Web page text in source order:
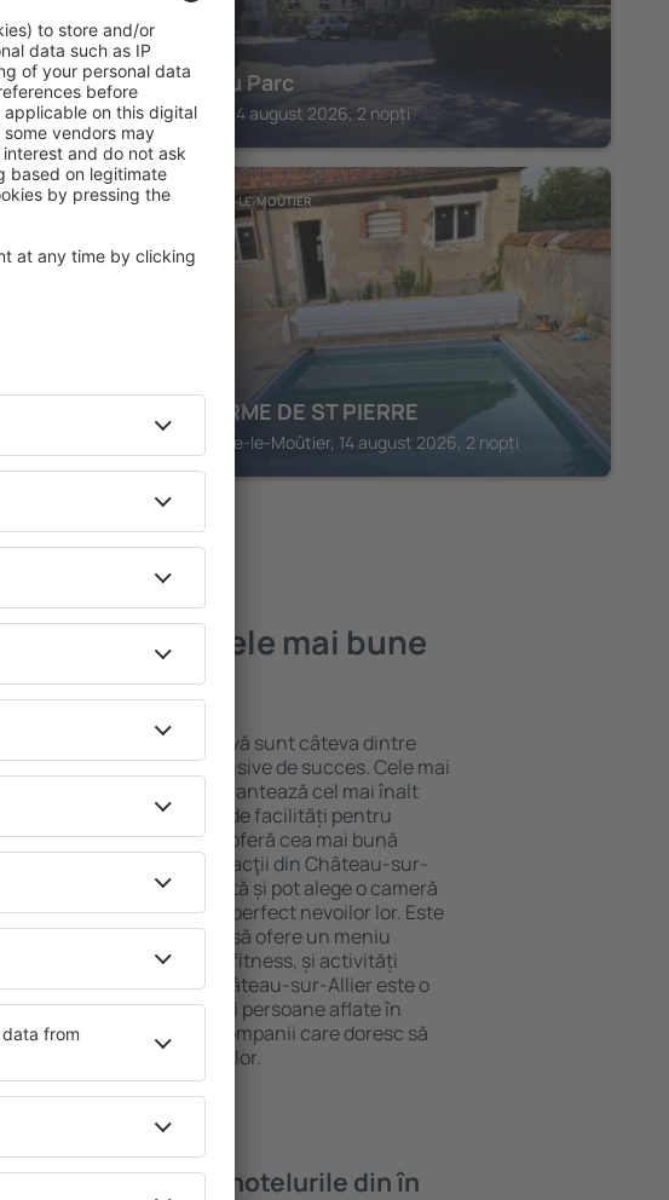
Hotel Du Parc
Sancoins, 14 august 2026, 2 nopți
SAINT-PIERRE-LE-MOÛTIER
LE CHARME DE ST PIERRE
Saint-Pierre-le-Moûtier, 14 august 2026, 2 nopți
Allier
sur-Allier – cele mai bune
servicii și o locație atractivă sunt câteva dintre
ale unui hotel All-Inclusive de succes. Cele mai
din Château-sur-Allier garantează cel mai înalt
servicii și o gamă largă de facilități pentru
cu standarde ridicate oferă cea mai bună
de principalele distracţii din Château-sur-
pot folosi parcarea gratuită și pot alege o cameră
care să corespundă perfect nevoilor lor. Este
cu standarde ȋnalte să ofere un meniu
de wellness precum spa și fitness, și activități
mai bună cazare în Château-sur-Allier este o
pentru cupluri, familii și persoane aflate în
precum și pentru companii care doresc să
pentru angajații lor.
voi găsi ȋn hotelurile din în